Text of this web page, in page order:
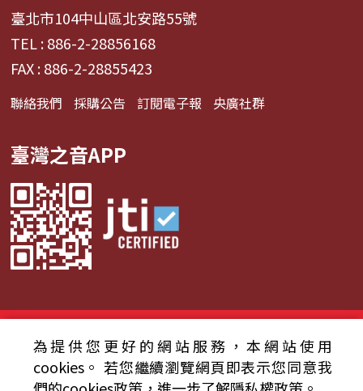
臺北市104中山區北安路55號
TEL : 886-2-28856168
FAX : 886-2-28855423
聯絡我們 採購公告 訂閱電子報 央廣社群
臺灣之音APP
© 2024財團法人中央廣播電臺 版權所有
資通安全政策聲明
服務條款 隱私權條款
為提供您更好的網站服務，本網站使用
cookies。 若您繼續瀏覽網頁即表示您同意我